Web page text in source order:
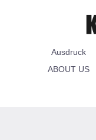
Ausdruck
ABOUT US